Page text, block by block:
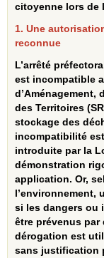
citoyenne lors de
1. Une
reconnue
L’arrêté
est incompatible
d’Aménagement,
des Territoires
stockage des
incompatibilité
introduite par la
démonstration
application. Or,
l’environnement,
si les dangers ou
être prévenus par
dérogation est
sans justification